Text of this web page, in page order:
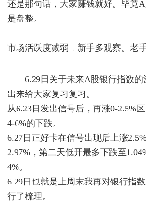
还是那句话，大家赚钱就好。毕竟
是盘整。
市场活跃度减弱，新手多观察。老手
6.29日关于未来A股银行指数的
出来给大家复习复习。
从6.23日发出信号后，再涨0-2.5%
4-6%的下跌。
6.27日正好卡在信号出现后上涨
2.97%，第二天低开最多下跌至
4%。
6.29日也就是上周末我再对银行指
行了梳理。